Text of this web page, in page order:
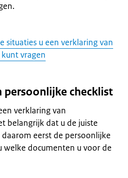
situaties u een verklaring van
vragen
persoonlijke checklist
verklaring van
belangrijk dat u de juiste
eerst de persoonlijke
welke documenten u voor de